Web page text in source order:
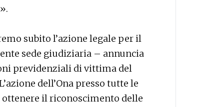
subito l’azione legale per il
sede giudiziaria – annuncia
previdenziali di vittima del
dell’Ona presso tutte le
il riconoscimento delle